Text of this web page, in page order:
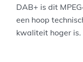
DAB+ is dit
een hoop
kwaliteit hoger is.